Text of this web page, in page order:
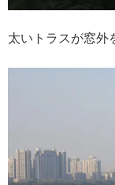
太いトラスが窓外